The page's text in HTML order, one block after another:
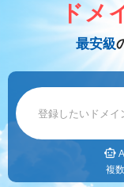
ドメイン検索
ドメイン価格一覧
.jpドメインオークション
サーバートップ
バリューサーバー
XREA
Oneレンタルサーバー
セキュリティ
セキュリティトップ
Value Domain ネットde
SSL証明書
サービス
サービストップ
お得意様割引
マニュアル
ドメ
最安級
複